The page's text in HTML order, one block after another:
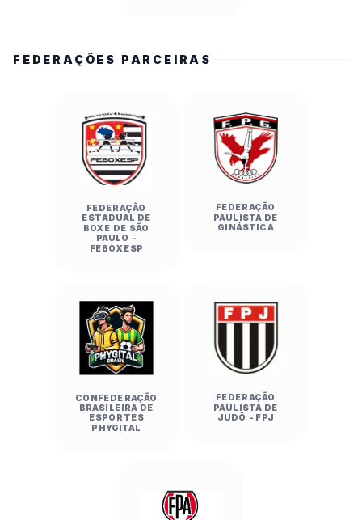
FEDERAÇÕES PARCEIRAS
FEDERAÇÃO
ESTADUAL DE
BOXE DE SÃO
PAULO -
FEBOXESP
FEDERAÇÃO
PAULISTA DE
GINÁSTICA
CONFEDERAÇÃO
BRASILEIRA DE
ESPORTES
PHYGITAL
FEDERAÇÃO
PAULISTA DE
JUDÔ - FPJ